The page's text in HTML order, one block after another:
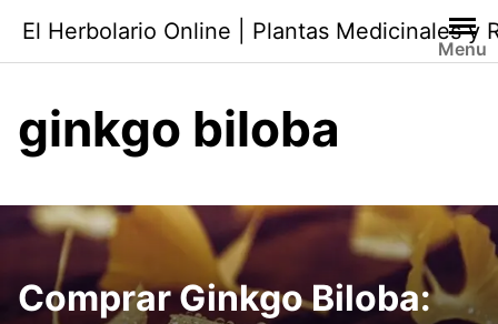
contenido
El Herbolario Online | Plantas Medicinales y
Menu
ginkgo biloba
Comprar Ginkgo Biloba: